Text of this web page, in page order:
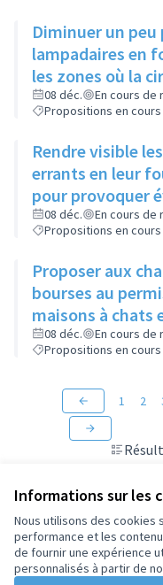
Informations sur les
Nous utilisons des cookies
performance et les
de fournir une expérience
personnalisés à partir de
Diminuer un
lampadaires en
les zones où la
importante, sans
complètement
08 déc.
En cours de
Propositions en
Rendre visible
errants en leur
pour provoquer
échanges avec
08 déc.
En cours de
Propositions en
Proposer aux
bourses au
maisons à chats
grandes que
08 déc.
En cours de
Propositions en
1 2
Conditions d'utilisation
Paramètres des cookies